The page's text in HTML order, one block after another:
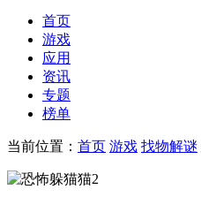
首页
游戏
应用
资讯
专题
榜单
当前位置： 首页 游戏 找物解谜